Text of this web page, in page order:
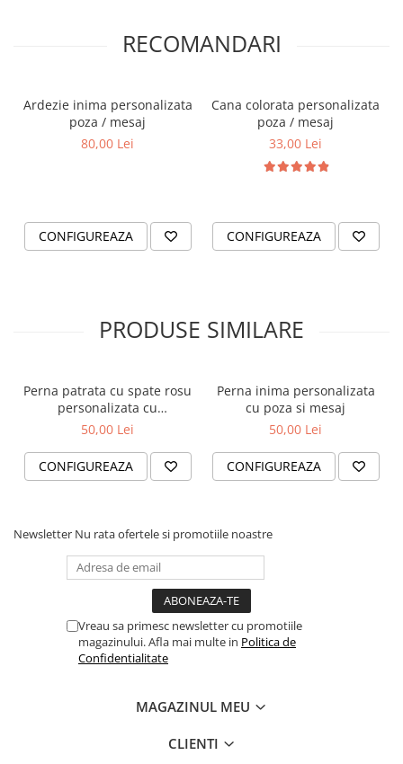
de cadouri pentru final de an alaturi de calendare, cani, pixuri,
RECOMANDARI
Ardezie inima personalizata
poza / mesaj
80,00 Lei
CONFIGUREAZA
Cana colorata personalizata
poza / mesaj
33,00 Lei
CONFIGUREAZA
PRODUSE SIMILARE
Perna patrata cu spate rosu
personalizata cu
poza/mesaj Love
50,00 Lei
CONFIGUREAZA
Perna inima personalizata
cu poza si mesaj
50,00 Lei
CONFIGUREAZA
Newsletter Nu rata ofertele si promotiile noastre
Vreau sa primesc newsletter cu promotiile
magazinului. Afla mai multe in Politica de
Confidentialitate
MAGAZINUL MEU
CLIENTI